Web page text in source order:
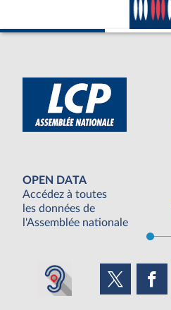
OPEN DATA
Accédez à toutes
les données de
l'Assemblée nationale